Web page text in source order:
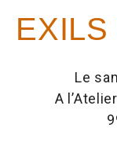
EXILS
Le
A